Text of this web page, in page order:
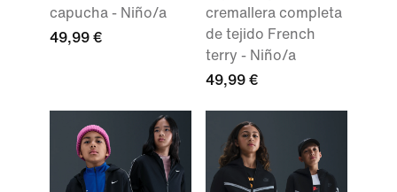
capucha - Niño/a
49,99 €
cremallera completa
de tejido French
terry - Niño/a
49,99 €